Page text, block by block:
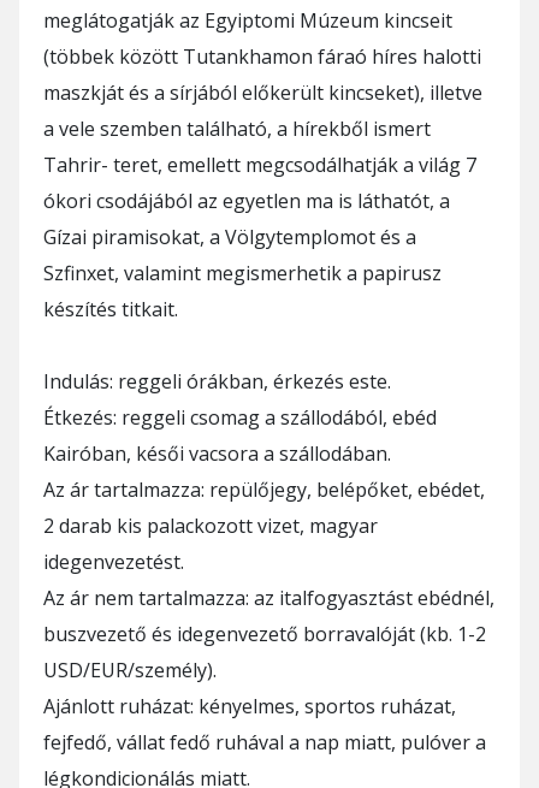
meglátogatják az Egyiptomi Múzeum kincseit
(többek között Tutankhamon fáraó híres halotti
maszkját és a sírjából előkerült kincseket), illetve
a vele szemben található, a hírekből ismert
Tahrir- teret, emellett megcsodálhatják a világ 7
ókori csodájából az egyetlen ma is láthatót, a
Gízai piramisokat, a Völgytemplomot és a
Szfinxet, valamint megismerhetik a papirusz
készítés titkait.
Indulás: reggeli órákban, érkezés este.
Étkezés: reggeli csomag a szállodából, ebéd
Kairóban, késői vacsora a szállodában.
Az ár tartalmazza: repülőjegy, belépőket, ebédet,
2 darab kis palackozott vizet, magyar
idegenvezetést.
Az ár nem tartalmazza: az italfogyasztást ebédnél,
buszvezető és idegenvezető borravalóját (kb. 1-2
USD/EUR/személy).
Ajánlott ruházat: kényelmes, sportos ruházat,
fejfedő, vállat fedő ruhával a nap miatt, pulóver a
légkondicionálás miatt.